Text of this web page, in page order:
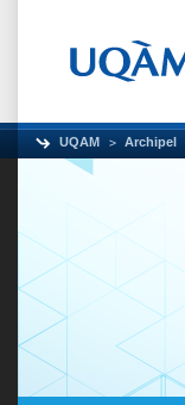
UQAM Archipel